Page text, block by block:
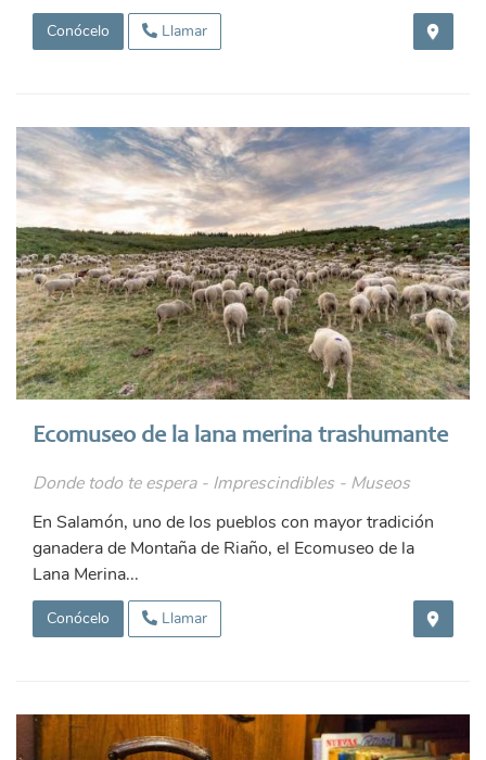
Conócelo Llamar
Ecomuseo de la lana merina trashumante
Donde todo te espera - Imprescindibles - Museos
En Salamón, uno de los pueblos con mayor tradición
ganadera de Montaña de Riaño, el Ecomuseo de la
Lana Merina...
Conócelo Llamar